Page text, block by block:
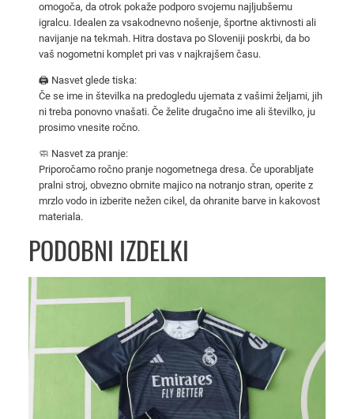
o
t
r
o
–
omogoča, da otrok pokaže podporo svojemu najljubšemu
igralcu. Idealen za vsakodnevno nošenje, športne aktivnosti ali
navijanje na tekmah. Hitra dostava po Sloveniji poskrbi, da bo
vaš nogometni komplet pri vas v najkrajšem času.
🖨️ Nasvet glede tiska:
Če se ime in številka na predogledu ujemata z vašimi željami, jih
ni treba ponovno vnašati. Če želite drugačno ime ali številko, ju
prosimo vnesite ročno.
🧼 Nasvet za pranje:
Priporočamo ročno pranje nogometnega dresa. Če uporabljate
pralni stroj, obvezno obrnite majico na notranjo stran, operite z
mrzlo vodo in izberite nežen cikel, da ohranite barve in kakovost
materiala.
PODOBNI IZDELKI